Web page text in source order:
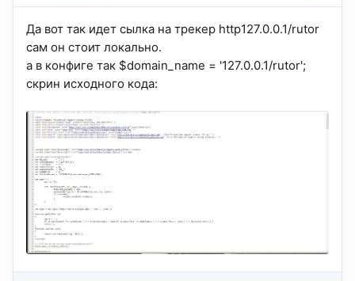
Да вот так идет сылка на трекер http127.0.0.1/rutor
сам он стоит локально.
а в конфиге так $domain_name = '127.0.0.1/rutor';
скрин исходного кода: